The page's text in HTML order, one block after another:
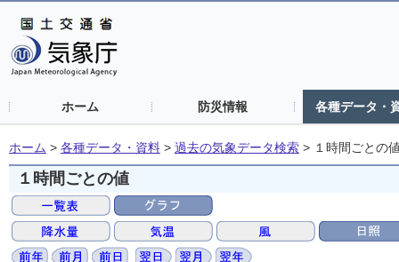
ホーム 防災情報 各種データ・
ホーム > 各種データ・資料 > 過去の気象データ検索 > １時間ごとの
１時間ごとの値